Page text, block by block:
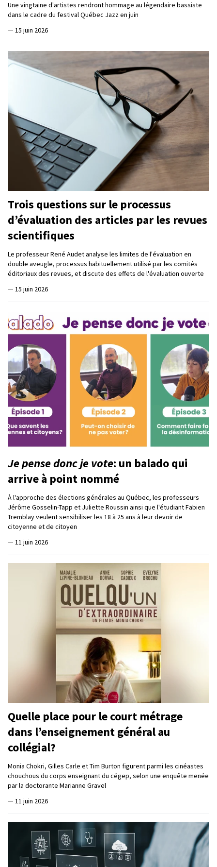
Une vingtaine d'artistes rendront hommage au légendaire bassiste
dans le cadre du festival Québec Jazz en juin
— 15 juin 2026
Trois questions sur le processus
d’évaluation des articles par les revues
scientifiques
Le professeur René Audet analyse les limites de l'évaluation en
double aveugle, processus habituellement utilisé par les comités
éditoriaux des revues, et discute des effets de l'évaluation ouverte
— 15 juin 2026
Je pense donc je vote: un balado qui
arrive à point nommé
À l'approche des élections générales au Québec, les professeurs
Jérôme Gosselin-Tapp et Juliette Roussin ainsi que l'étudiant Fabien
Tremblay veulent sensibiliser les 18 à 25 ans à leur devoir de
citoyenne et de citoyen
— 11 juin 2026
Quelle place pour le court métrage
dans l’enseignement général au
collégial?
Monia Chokri, Gilles Carle et Tim Burton figurent parmi les cinéastes
chouchous du corps enseignant du cégep, selon une enquête menée
par la doctorante Marianne Gravel
— 11 juin 2026